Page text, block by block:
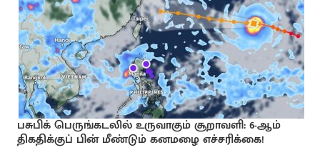
பசுபிக் பெருங்கடலில் உருவாகும் சூறாவளி: 6-ஆம்
திகதிக்குப் பின் மீண்டும் கனமழை எச்சரிக்கை!